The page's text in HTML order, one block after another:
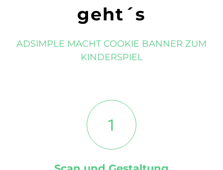
geht´s
ADSIMPLE MACHT COOKIE BANNER ZUM
KINDERSPIEL
1